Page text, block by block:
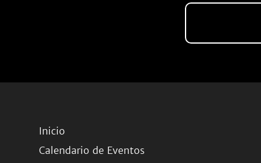
Inicio
Calendario de Eventos